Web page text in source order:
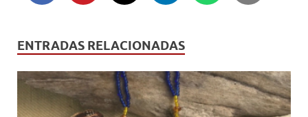
ENTRADAS RELACIONADAS